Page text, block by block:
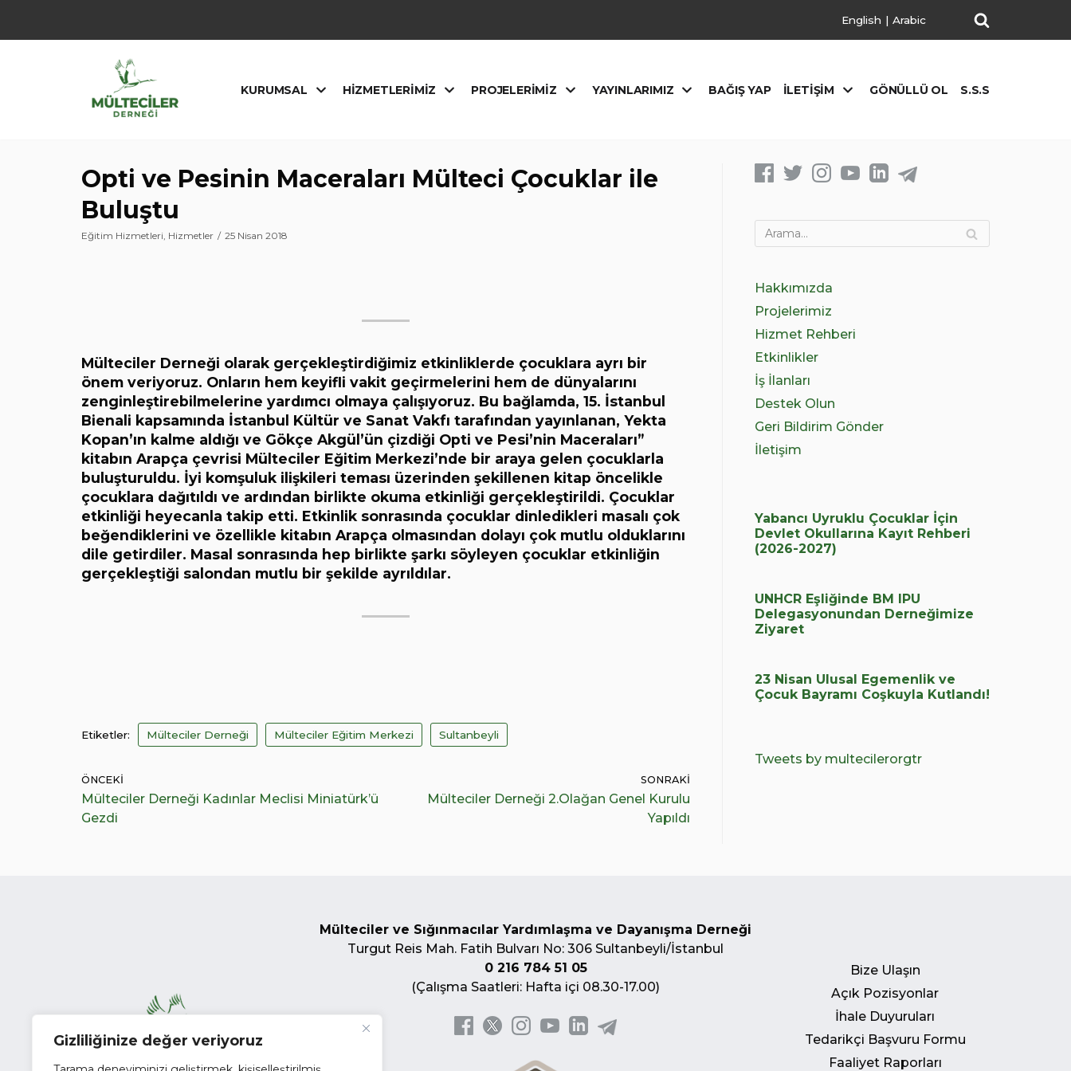
Gizliliğinize değer veriyoruz
geç
English | Arabic
KURUMSAL HIZMETLERIMIZ PROJELERIMIZ YAYINLARIMIZ BAĞIŞ YAP İLETIŞIM GÖNÜLLÜ OL S.S.S
Opti ve Pesinin Maceraları Mülteci Çocuklar ile
Buluştu
Eğitim Hizmetleri, Hizmetler 25 Nisan 2018
Mülteciler Derneği olarak gerçekleştirdiğimiz etkinliklerde çocuklara ayrı bir
önem veriyoruz. Onların hem keyifli vakit geçirmelerini hem de dünyalarını
zenginleştirebilmelerine yardımcı olmaya çalışıyoruz. Bu bağlamda, 15. İstanbul
Bienali kapsamında İstanbul Kültür ve Sanat Vakfı tarafından yayınlanan, Yekta
Kopan’ın kalme aldığı ve Gökçe Akgül’ün çizdiği Opti ve Pesi’nin Maceraları”
kitabın Arapça çevrisi Mülteciler Eğitim Merkezi’nde bir araya gelen çocuklarla
buluşturuldu. İyi komşuluk ilişkileri teması üzerinden şekillenen kitap öncelikle
çocuklara dağıtıldı ve ardından birlikte okuma etkinliği gerçekleştirildi. Çocuklar
etkinliği heyecanla takip etti. Etkinlik sonrasında çocuklar dinledikleri masalı çok
beğendiklerini ve özellikle kitabın Arapça olmasından dolayı çok mutlu olduklarını
dile getirdiler. Masal sonrasında hep birlikte şarkı söyleyen çocuklar etkinliğin
gerçekleştiği salondan mutlu bir şekilde ayrıldılar.
Etiketler: Mülteciler Derneği Mülteciler Eğitim Merkezi Sultanbeyli
ÖNCEKI
Mülteciler Derneği Kadınlar Meclisi Miniatürk’ü
Gezdi
SONRAKI
Mülteciler Derneği 2.Olağan Genel Kurulu
Yapıldı
Hakkımızda
Projelerimiz
Hizmet Rehberi
Etkinlikler
İş İlanları
Destek Olun
Geri Bildirim Gönder
İletişim
Yabancı Uyruklu Çocuklar İçin
Devlet Okullarına Kayıt Rehberi
(2026-2027)
UNHCR Eşliğinde BM IPU
Delegasyonundan Derneğimize
Ziyaret
23 Nisan Ulusal Egemenlik ve
Çocuk Bayramı Coşkuyla Kutlandı!
Tweets by multecilerorgtr
Mülteciler ve Sığınmacılar Yardımlaşma ve Dayanışma Derneği
Turgut Reis Mah. Fatih Bulvarı No: 306 Sultanbeyli/İstanbul
0 216 784 51 05
(Çalışma Saatleri: Hafta içi 08.30-17.00)
Bize Ulaşın
Açık Pozisyonlar
İhale Duyuruları
Tedarikçi Başvuru Formu
Faaliyet Raporları